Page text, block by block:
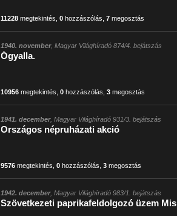
11228 megtekintés ,0 hozzászólás ,7 megosztás
1940. november, Magyar Világhíradó 874/4. bejátszás
Ógyalla.
10956 megtekintés ,0 hozzászólás ,3 megosztás
1941. december, Magyar Világhíradó 931/3. bejátszás
Országos népruházati akció
9576 megtekintés ,0 hozzászólás ,3 megosztás
1942. december, Magyar Világhíradó 983/1. bejátszás
Szövetkezeti paprikafeldolgozó üzem